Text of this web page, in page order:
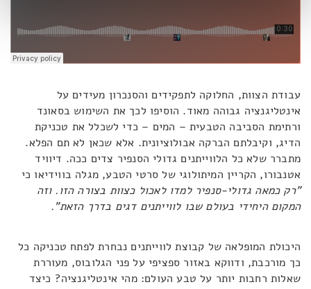
עבודת הצוות, החלוקה לתפקידים והסנכרון מעידים על
אינטליגנציה גבוהה מאוד. הוסיפו לכך את השימוש בסאונד
ורתימת הסביבה הטבעית – המים – כדי לשכלל את טכניקת
הדיג, וקיבלתם הברקה אבולוציונית. אלא שכאן לא תם הפלא.
מתברר שלא כל הלווייתנים גדולי הסנפיר צדים ככה. דיוויד
אטנבורו, הקריין המיתולוגי של סרטי הטבע, מגלה בווידיאו כי
"רק כמאה גדולי-סנפיר למדו לאכול כצוות בצורה הזו. וזה
המקום היחידי בעולם שבו לווייתנים דגים בדרך הזאת".
היכולת המופלאה של קבוצת לווייתנים נבחרת לפתח טכניקה כל
כך מורכבת, ודווקא באזור ספציפי על פני הגלובוס, מעוררת
שאלות רחבות יותר על טבע העולם: מהי אינטליגנציה? כיצד